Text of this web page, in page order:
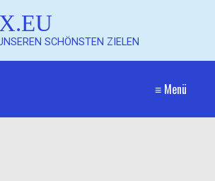
SCHÖNSTEN ZIELEN
≡ Menü